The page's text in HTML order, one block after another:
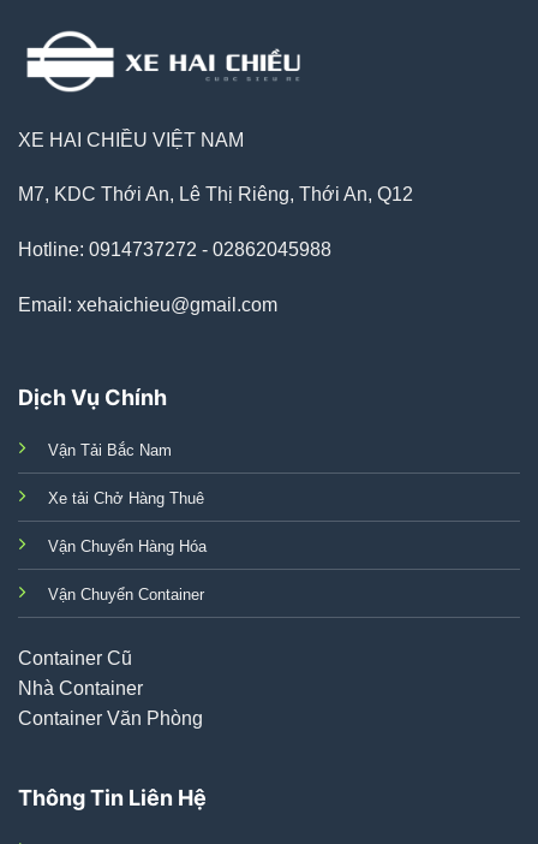
XE HAI CHIỀU VIỆT NAM
M7, KDC Thới An, Lê Thị Riêng, Thới An, Q12
Hotline: 0914737272 - 02862045988
Email: xehaichieu@gmail.com
Dịch Vụ Chính
Vận Tải Bắc Nam
Xe tải Chở Hàng Thuê
Vận Chuyển Hàng Hóa
Vận Chuyển Container
Container Cũ
Nhà Container
Container Văn Phòng
Thông Tin Liên Hệ